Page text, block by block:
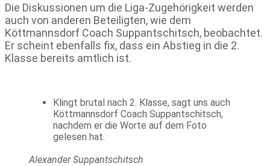
Die Diskussionen um die Liga-Zugehörigkeit werden
auch von anderen Beteiligten, wie dem
Köttmannsdorf Coach Suppantschitsch, beobachtet.
Er scheint ebenfalls fix, dass ein Abstieg in die 2.
Klasse bereits amtlich ist​.
Klingt brutal nach 2. Klasse, sagt uns auch
Köttmannsdorf Coach Suppantschitsch,
nachdem er die Worte auf dem Foto
gelesen hat.
Alexander Suppantschitsch